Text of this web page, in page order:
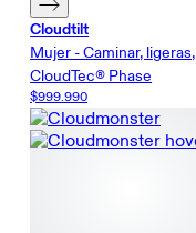
Cloudtilt
Mujer - Caminar, ligeras,
CloudTec® Phase
$999.990